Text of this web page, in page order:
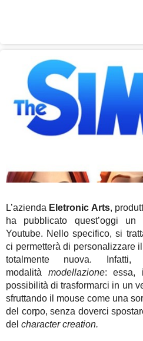
L’azienda Eletronic Arts,
ha pubblicato quest’oggi
Youtube. Nello specifico, si
ci permetterà di personalizzare
totalmente nuova.
modalità modellazione: essa,
possibilità di trasformarci in un
sfruttando il mouse come una
del corpo, senza doverci
del character creation.